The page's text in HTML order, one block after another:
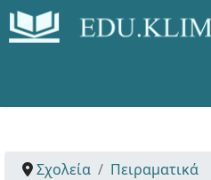
Σχολεία
Πειραματικά